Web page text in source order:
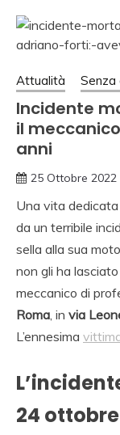
Attualità Senza
Incidente
il
anni
25 Ottobre 2022
Una vita
da un terribile
sella alla sua
non gli ha
meccanico di
Roma, in via
L’ennesima
24